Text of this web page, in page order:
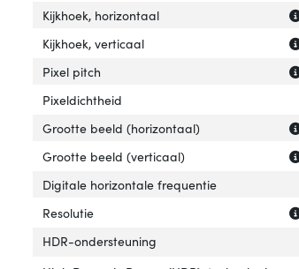
Kijkhoek, horizontaal
Kijkhoek, verticaal
Pixel pitch
Pixeldichtheid
Grootte beeld (horizontaal)
Grootte beeld (verticaal)
Digitale horizontale frequentie
Resolutie
HDR-ondersteuning